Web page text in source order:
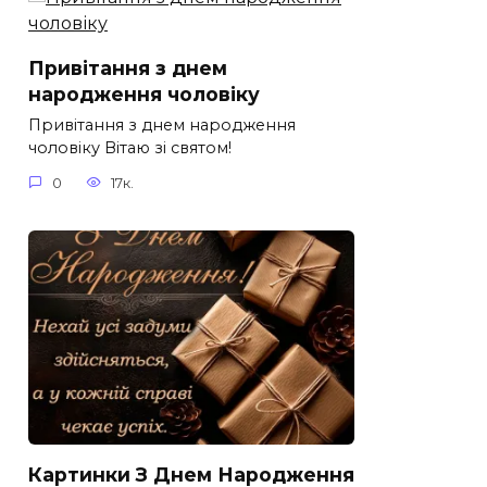
Привітання з днем
народження чоловіку
Привітання з днем народження
чоловіку Вітаю зі святом!
0 17к.
Картинки З Днем Народження